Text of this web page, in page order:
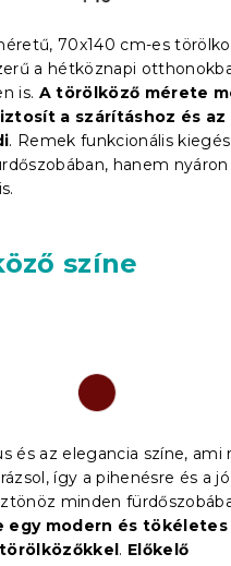
70x140 cm-es
a hétköznapi
is. A törölköző mérete
a szárításhoz és az
. Remek funkcionális
hanem nyáron
színe
és az elegancia színe, ami
így a pihenésre és a jó
minden
egy modern és
. Előkelő